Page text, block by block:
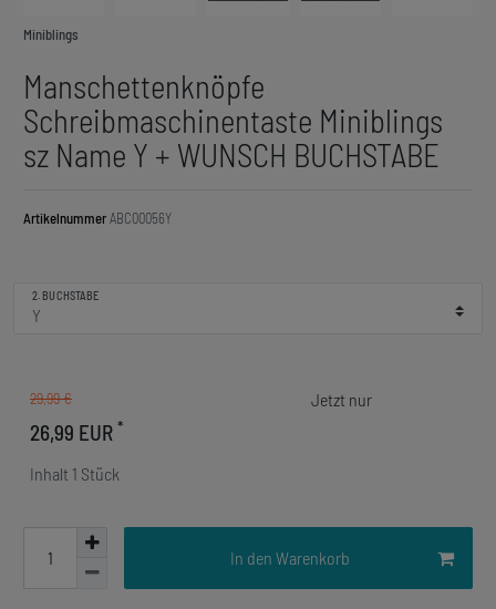
Miniblings
Manschettenknöpfe
Schreibmaschinentaste Miniblings
sz Name Y + WUNSCH BUCHSTABE
ArtikelnummerABC00056Y
2. BUCHSTABE
29,99 €
26,99 EUR *
Inhalt 1 Stück
In den Warenkorb